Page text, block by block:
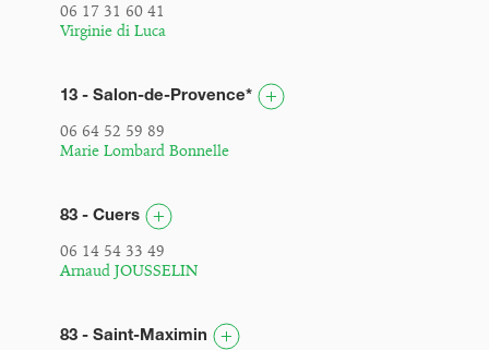
06 17 31 60 41
Virginie di Luca
13 - Salon-de-Provence*
06 64 52 59 89
Marie Lombard Bonnelle
83 - Cuers
06 14 54 33 49
Arnaud JOUSSELIN
83 - Saint-Maximin